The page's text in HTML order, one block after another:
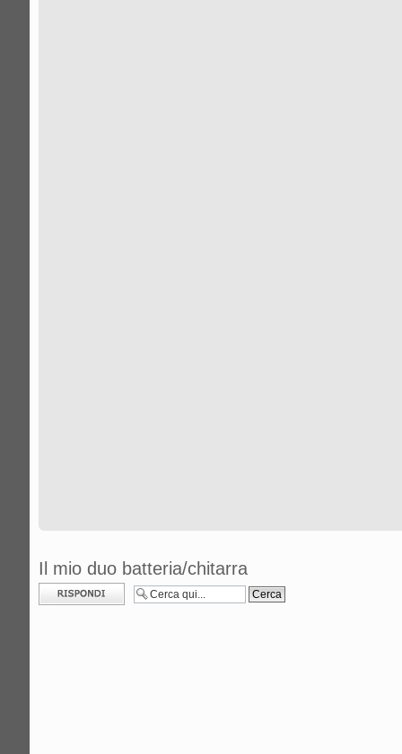
Il mio duo batteria/chitarra
Rispondi al
messaggio